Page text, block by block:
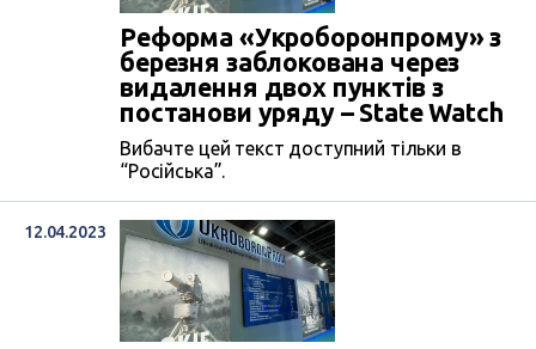
Реформа «Укроборонпрому» з
березня заблокована через
видалення двох пунктів з
постанови уряду – State Watch
Вибачте цей текст доступний тільки в
“Російська”.
12.04.2023